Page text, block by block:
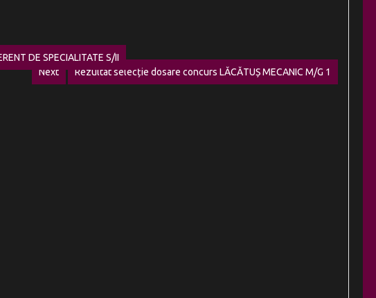
DE SPECIALITATE S/II
Next
Next
Rezultat selecție dosare concurs LĂCĂTUȘ MECANIC M/G 1